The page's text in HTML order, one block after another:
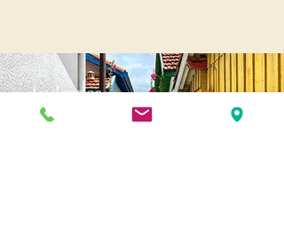
Andernos
Pl. of May 8, 1945